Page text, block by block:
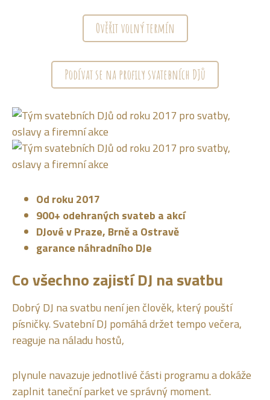
Ověřit volný termín
Podívat se na profily svatebních DJů
Od roku 2017
900+ odehraných svateb a akcí
DJové v Praze, Brně a Ostravě
garance náhradního DJe
Co všechno zajistí DJ na svatbu
Dobrý DJ na svatbu není jen člověk, který pouští
písničky. Svatební DJ pomáhá držet tempo večera,
reaguje na náladu hostů,
plynule navazuje jednotlivé části programu a dokáže
zaplnit taneční parket ve správný moment.